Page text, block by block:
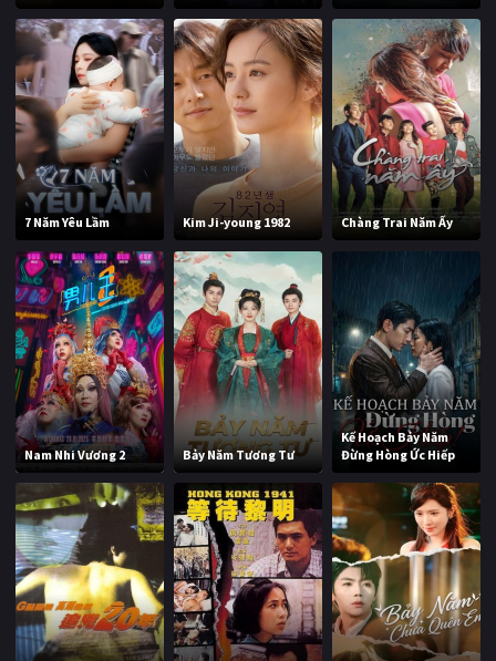
7 Năm Yêu Lầm Kim Ji-young 1982 Chàng Trai Năm Ấy
Nam Nhi Vương 2 Bảy Năm Tương Tư
Kế Hoạch Bảy Năm
Đừng Hòng Ức Hiếp